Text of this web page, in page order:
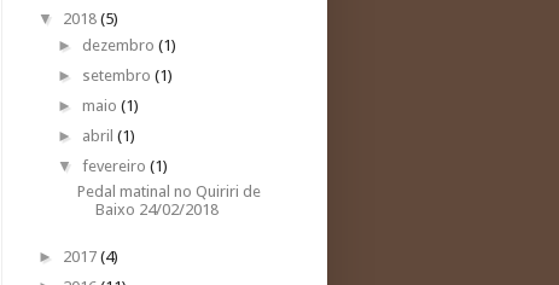
▼ 2018 (5)
► dezembro (1)
► setembro (1)
► maio (1)
► abril (1)
▼ fevereiro (1)
Pedal matinal no Quiriri de
Baixo 24/02/2018
► 2017 (4)